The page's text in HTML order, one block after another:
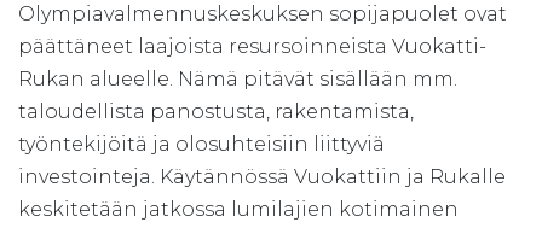
Olympiavalmennuskeskuksen sopijapuolet ovat
päättäneet laajoista resursoinneista Vuokatti-
Rukan alueelle. Nämä pitävät sisällään mm.
taloudellista panostusta, rakentamista,
työntekijöitä ja olosuhteisiin liittyviä
investointeja. Käytännössä Vuokattiin ja Rukalle
keskitetään jatkossa lumilajien kotimainen